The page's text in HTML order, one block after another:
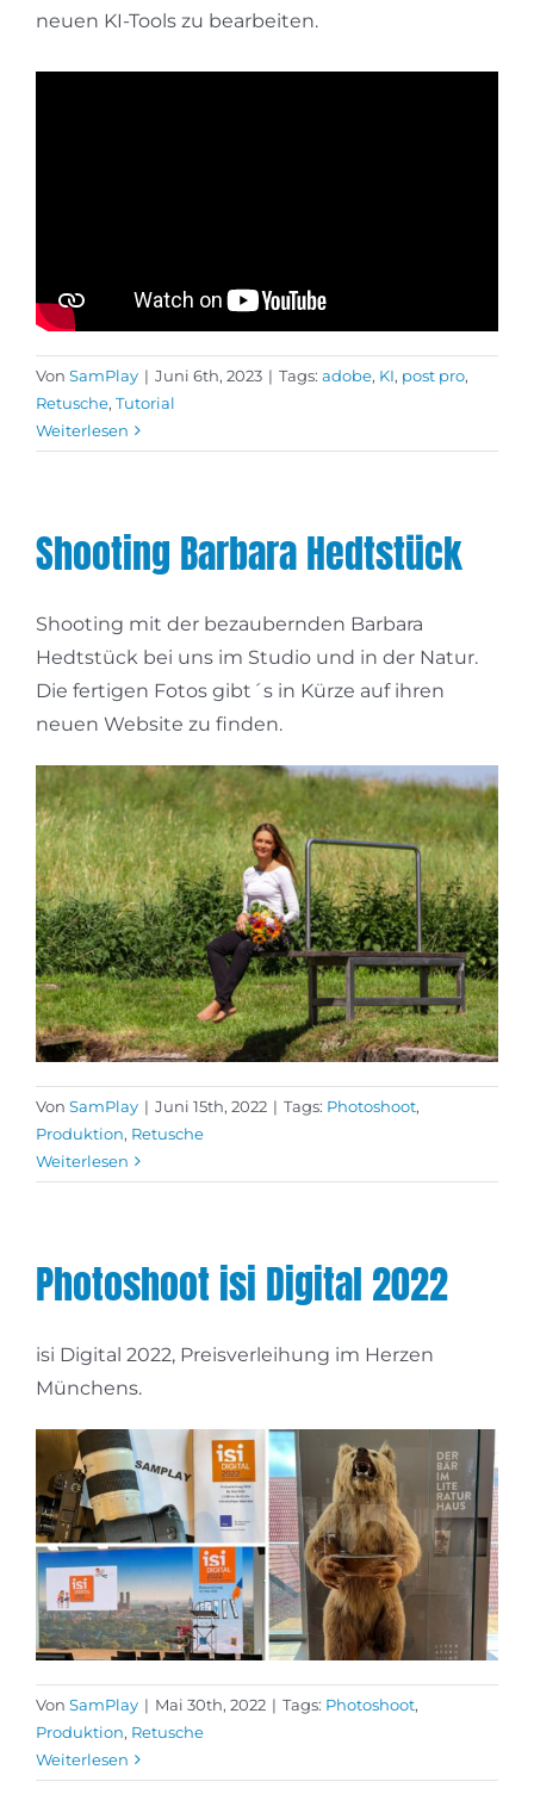
neuen KI-Tools zu bearbeiten.
Von SamPlay | Juni 6th, 2023 | Tags: adobe, KI, post pro,
Retusche, Tutorial
Weiterlesen
Shooting Barbara Hedtstück
Shooting mit der bezaubernden Barbara
Hedtstück bei uns im Studio und in der Natur.
Die fertigen Fotos gibt´s in Kürze auf ihren
neuen Website zu finden.
Von SamPlay | Juni 15th, 2022 | Tags: Photoshoot,
Produktion, Retusche
Weiterlesen
Photoshoot isi Digital 2022
isi Digital 2022, Preisverleihung im Herzen
Münchens.
Von SamPlay | Mai 30th, 2022 | Tags: Photoshoot,
Produktion, Retusche
Weiterlesen